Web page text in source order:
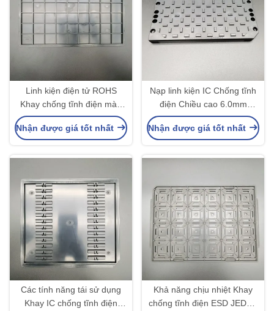
Linh kiện điện tử ROHS
Khay chống tĩnh điện màu
đen Chống gấp
Nhận được giá tốt nhất
Nạp linh kiện IC Chống tĩnh
điện Chiều cao 6.0mm
Chứng chỉ ROHS
Nhận được giá tốt nhất
Các tính năng tái sử dụng
Khay IC chống tĩnh điện
Khả năng chịu nhiệt Khay
chống tĩnh điện ESD JEDEC